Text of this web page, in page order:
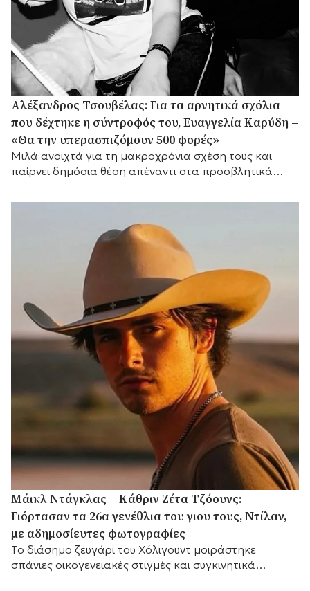
Αλέξανδρος Τσουβέλας: Για τα αρνητικά σχόλια
που δέχτηκε η σύντροφός του, Ευαγγελία Καρύδη –
«Θα την υπερασπιζόμουν 500 φορές»
Μιλά ανοιχτά για τη μακροχρόνια σχέση τους και
παίρνει δημόσια θέση απέναντι στα προσβλητικά
Μάικλ Ντάγκλας – Κάθριν Ζέτα Τζόουνς:
Γιόρτασαν τα 26α γενέθλια του γιου τους, Ντίλαν,
με αδημοσίευτες φωτογραφίες
Το διάσημο ζευγάρι του Χόλιγουντ μοιράστηκε
σπάνιες οικογενειακές στιγμές και συγκινητικά